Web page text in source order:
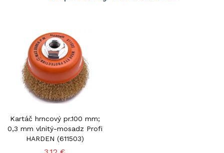
Kartáč hrncový pr.100 mm;
0,3 mm vlnitý-mosadz Profi
HARDEN (611503)